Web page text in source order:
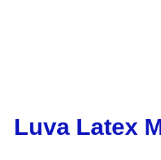
Luva Latex